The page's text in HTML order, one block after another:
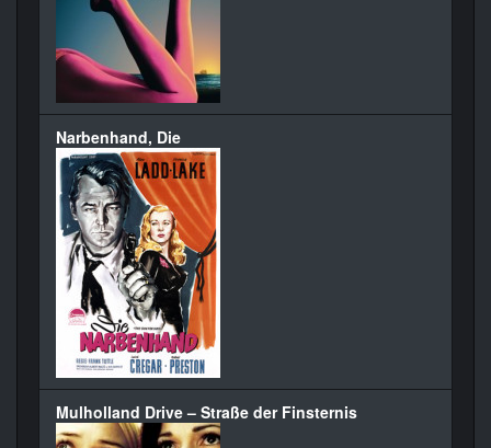
Narbenhand, Die
Mulholland Drive – Straße der Finsternis